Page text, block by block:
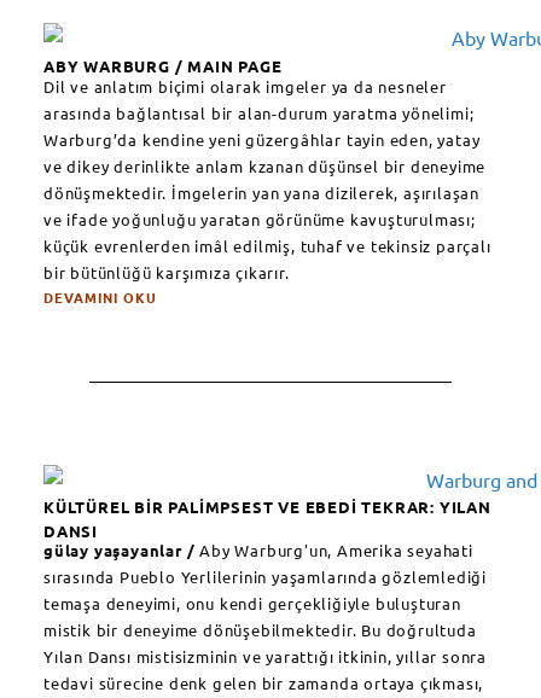
ABY WARBURG / MAIN PAGE
Dil ve anlatım biçimi olarak imgeler ya da nesneler
arasında bağlantısal bir alan-durum yaratma yönelimi;
Warburg’da kendine yeni güzergâhlar tayin eden, yatay
ve dikey derinlikte anlam kzanan düşünsel bir deneyime
dönüşmektedir. İmgelerin yan yana dizilerek, aşırılaşan
ve ifade yoğunluğu yaratan görünüme kavuşturulması;
küçük evrenlerden imâl edilmiş, tuhaf ve tekinsiz parçalı
bir bütünlüğü karşımıza çıkarır.
DEVAMINI OKU
KÜLTÜREL BİR PALİMPSEST VE EBEDİ TEKRAR: YILAN
DANSI
gülay yaşayanlar / Aby Warburg'un, Amerika seyahati
sırasında Pueblo Yerlilerinin yaşamlarında gözlemlediği
temaşa deneyimi, onu kendi gerçekliğiyle buluşturan
mistik bir deneyime dönüşebilmektedir. Bu doğrultuda
Yılan Dansı mistisizminin ve yarattığı itkinin, yıllar sonra
tedavi sürecine denk gelen bir zamanda ortaya çıkması,